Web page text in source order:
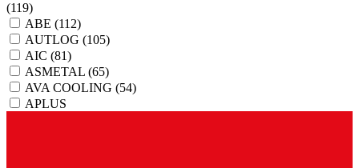
(119)
ABE (112)
AUTLOG (105)
AIC (81)
ASMETAL (65)
AVA COOLING (54)
APLUS